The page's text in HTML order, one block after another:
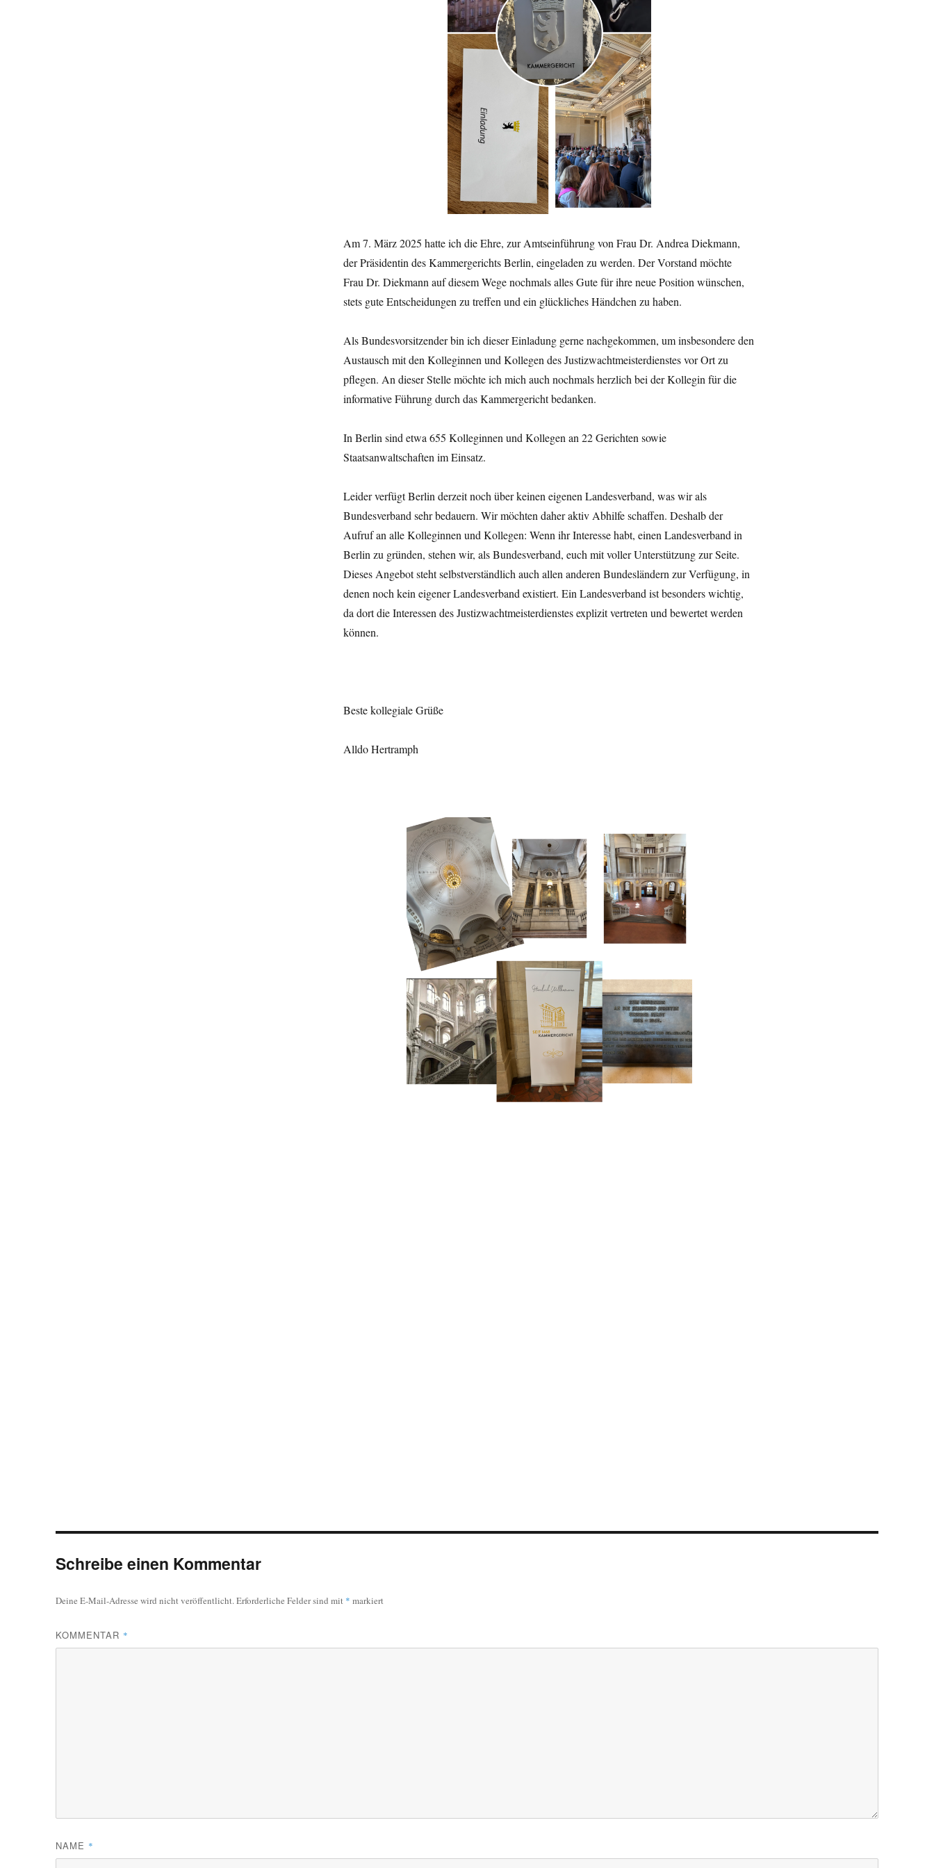
Am 7. März 2025 hatte ich die Ehre, zur Amtseinführung von Frau Dr. Andrea Diekmann,
der Präsidentin des Kammergerichts Berlin, eingeladen zu werden. Der Vorstand möchte
Frau Dr. Diekmann auf diesem Wege nochmals alles Gute für ihre neue Position wünschen,
stets gute Entscheidungen zu treffen und ein glückliches Händchen zu haben.
Als Bundesvorsitzender bin ich dieser Einladung gerne nachgekommen, um insbesondere den
Austausch mit den Kolleginnen und Kollegen des Justizwachtmeisterdienstes vor Ort zu
pflegen. An dieser Stelle möchte ich mich auch nochmals herzlich bei der Kollegin für die
informative Führung durch das Kammergericht bedanken.
In Berlin sind etwa 655 Kolleginnen und Kollegen an 22 Gerichten sowie
Staatsanwaltschaften im Einsatz.
Leider verfügt Berlin derzeit noch über keinen eigenen Landesverband, was wir als
Bundesverband sehr bedauern. Wir möchten daher aktiv Abhilfe schaffen. Deshalb der
Aufruf an alle Kolleginnen und Kollegen: Wenn ihr Interesse habt, einen Landesverband in
Berlin zu gründen, stehen wir, als Bundesverband, euch mit voller Unterstützung zur Seite.
Dieses Angebot steht selbstverständlich auch allen anderen Bundesländern zur Verfügung, in
denen noch kein eigener Landesverband existiert. Ein Landesverband ist besonders wichtig,
da dort die Interessen des Justizwachtmeisterdienstes explizit vertreten und bewertet werden
können.
Beste kollegiale Grüße
Alldo Hertramph
Schreibe einen Kommentar
Deine E-Mail-Adresse wird nicht veröffentlicht.Erforderliche Felder sind mit * markiert
KOMMENTAR *
NAME *